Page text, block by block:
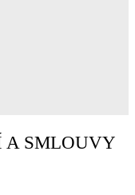
A SMLOUVY